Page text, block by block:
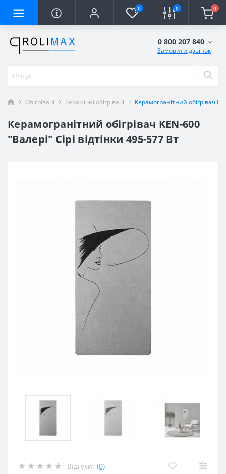
0 0 0
0 800 207 840
Замовити дзвінок
Обігрівачі Керамічні обігрівачі Керамогранітний обігрівач
Керамогранітний обігрівач KEN-600
"Валері" Сірі відтінки 495-577 Вт
Відгуки: (0)